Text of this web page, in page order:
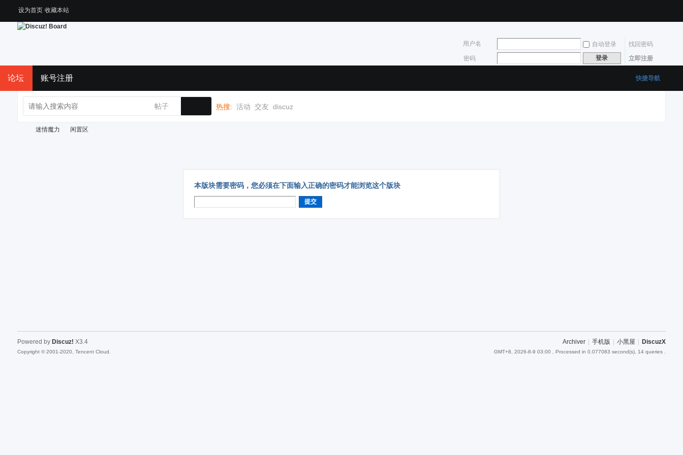
设为首页 收藏本站
用户名 自动登录
找回密码
密码
登录 立即注册
快捷导航
论坛 账号注册
帖子 热搜: 活动 交友 discuz
迷情魔力 闲置区
本版块需要密码，您必须在下面输入正确的密码才能浏览这个版块
提交
Archiver 手机版 小黑屋 DiscuzX
GMT+8, 2026-8-9 03:00 , Processed in 0.077083 second(s), 14 queries .
Powered by Discuz! X3.4
Copyright © 2001-2020, Tencent Cloud.